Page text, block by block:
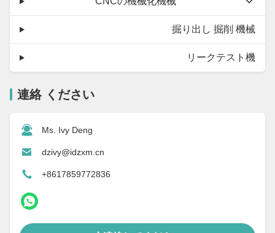
掘り出し 掘削 機械
リークテスト機
連絡 ください
Ms. Ivy Deng
dzivy@idzxm.cn
+8617859772836